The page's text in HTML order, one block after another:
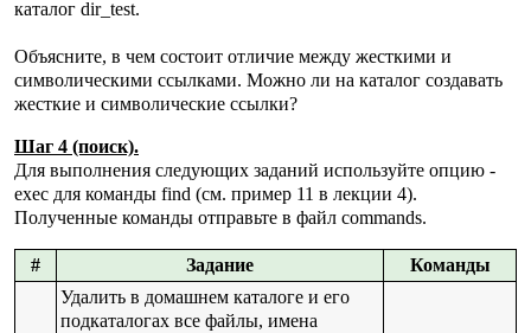
каталог dir_test.
Объясните, в чем состоит отличие между жесткими и
символическими ссылками. Можно ли на каталог создавать
жесткие и символические ссылки?
Шаг 4 (поиск).
Для выполнения следующих заданий используйте опцию -
exec для команды find (см. пример 11 в лекции 4).
Полученные команды отправьте в файл commands.
# Задание Команды
Удалить в домашнем каталоге и его
подкаталогах все файлы, имена